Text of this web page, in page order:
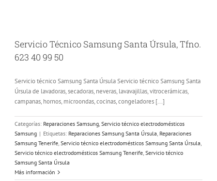
Servicio Técnico Samsung Santa Úrsula, Tfno.
623 40 99 50
Servicio técnico Samsung Santa Úrsula Servicio técnico Samsung Santa
Úrsula de lavadoras, secadoras, neveras, lavavajillas, vitrocerámicas,
campanas, hornos, microondas, cocinas, congeladores [...]
Categorías: Reparaciones Samsung, Servicio técnico electrodomésticos
Samsung | Etiquetas: Reparaciones Samsung Santa Úrsula, Reparaciones
Samsung Tenerife, Servicio técnico electrodomésticos Samsung Santa Úrsula,
Servicio técnico electrodomésticos Samsung Tenerife, Servicio técnico
Samsung Santa Úrsula
Más información